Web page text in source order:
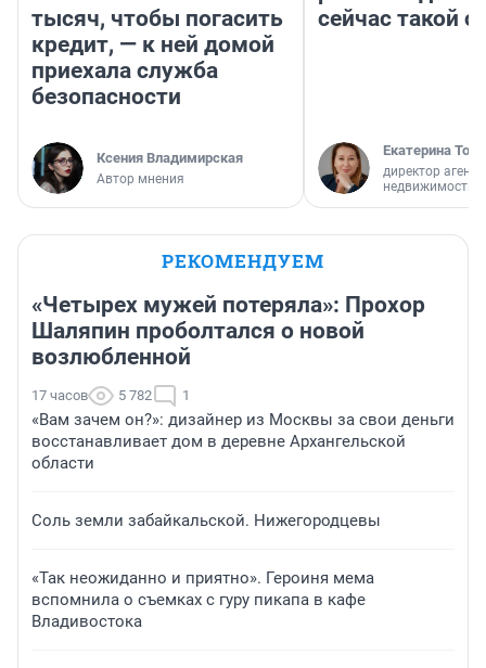
тысяч, чтобы погасить
кредит, — к ней домой
приехала служба
безопасности
Ксения Владимирская
Автор мнения
сейчас такой
Екатерина
директор
недвижимости
РЕКОМЕНДУЕМ
«Четырех мужей потеряла»: Прохор
Шаляпин проболтался о новой
возлюбленной
17 часов 5 782 1
«Вам зачем он?»: дизайнер из Москвы за свои деньги
восстанавливает дом в деревне Архангельской
области
Соль земли забайкальской. Нижегородцевы
«Так неожиданно и приятно». Героиня мема
вспомнила о съемках с гуру пикапа в кафе
Владивостока